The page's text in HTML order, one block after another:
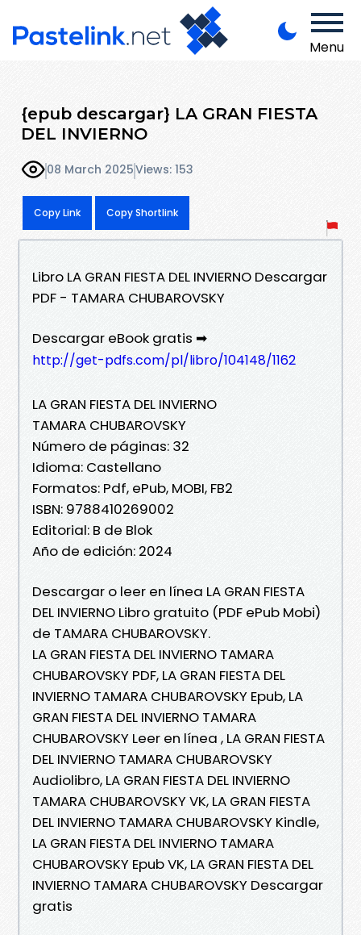
Menu
{epub descargar} LA GRAN FIESTA
DEL INVIERNO
08 March 2025Views: 153
Copy Link Copy Shortlink
Libro LA GRAN FIESTA DEL INVIERNO Descargar
PDF - TAMARA CHUBAROVSKY
Descargar eBook gratis ➡
http://get-pdfs.com/pl/libro/104148/1162
LA GRAN FIESTA DEL INVIERNO
TAMARA CHUBAROVSKY
Número de páginas: 32
Idioma: Castellano
Formatos: Pdf, ePub, MOBI, FB2
ISBN: 9788410269002
Editorial: B de Blok
Año de edición: 2024
Descargar o leer en línea LA GRAN FIESTA
DEL INVIERNO Libro gratuito (PDF ePub Mobi)
de TAMARA CHUBAROVSKY.
LA GRAN FIESTA DEL INVIERNO TAMARA
CHUBAROVSKY PDF, LA GRAN FIESTA DEL
INVIERNO TAMARA CHUBAROVSKY Epub, LA
GRAN FIESTA DEL INVIERNO TAMARA
CHUBAROVSKY Leer en línea , LA GRAN FIESTA
DEL INVIERNO TAMARA CHUBAROVSKY
Audiolibro, LA GRAN FIESTA DEL INVIERNO
TAMARA CHUBAROVSKY VK, LA GRAN FIESTA
DEL INVIERNO TAMARA CHUBAROVSKY Kindle,
LA GRAN FIESTA DEL INVIERNO TAMARA
CHUBAROVSKY Epub VK, LA GRAN FIESTA DEL
INVIERNO TAMARA CHUBAROVSKY Descargar
gratis